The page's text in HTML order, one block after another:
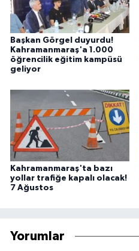
Başkan Görgel duyurdu!
Kahramanmaraş'a 1.000
öğrencilik eğitim kampüsü
geliyor
Kahramanmaraş'ta bazı
yollar trafiğe kapalı olacak!
7 Ağustos
Yorumlar